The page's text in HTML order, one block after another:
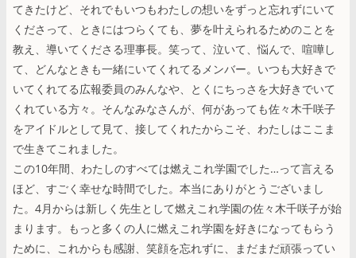
てきたけど、それでもいつもわたしの想いをずっと忘れずにいて
くださって、ときにはつらくても、夢を叶えられるためのことを
教え、導いてくださる理事長。笑って、泣いて、悩んで、喧嘩し
て、どんなときも一緒にいてくれてるメンバー。いつも大好きで
いてくれてる広報委員のみんなや、とくにちっさを大好きでいて
くれている方々。そんなみなさんが、何があっても佐々木千咲子
をアイドルとして見て、接してくれたからこそ、わたしはここま
で生きてこれました。
この10年間、わたしのすべては燃えこれ学園でした…って言える
ほど、すごく幸せな時間でした。本当にありがとうございまし
た。4月からは新しく先生として燃えこれ学園の佐々木千咲子が始
まります。もっと多くの人に燃えこれ学園を好きになってもらう
ために、これからも感謝、笑顔を忘れずに、まだまだ頑張ってい